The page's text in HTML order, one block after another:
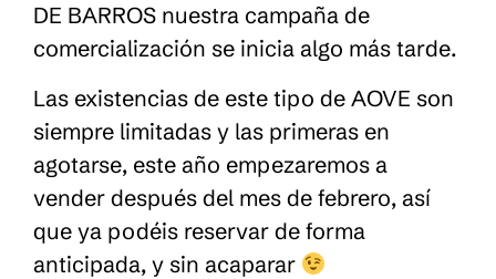
DE BARROS nuestra campaña de
comercialización se inicia algo más tarde.
Las existencias de este tipo de AOVE son
siempre limitadas y las primeras en
agotarse, este año empezaremos a
vender después del mes de febrero, así
que ya podéis reservar de forma
anticipada, y sin acaparar